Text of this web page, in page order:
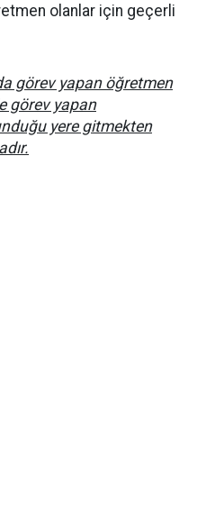
olanlar için geçerli
görev yapan öğretmen
görev yapan
yere gitmekten